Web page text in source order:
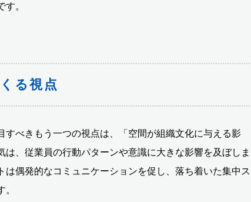
。
る視点
すべきもう一つの視点は、「空間が組織文化に与える影
、従業員の行動パターンや意識に大きな影響を及ぼしま
は偶発的なコミュニケーションを促し、落ち着いた集中ス